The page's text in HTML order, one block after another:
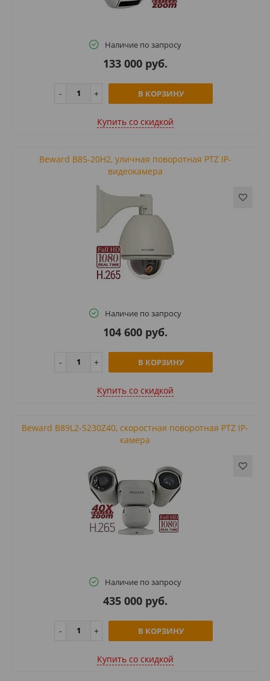
Наличие по запросу
133 000 руб.
В КОРЗИНУ
Купить cо скидкой
Beward B85-20H2, уличная поворотная PTZ IP-
видеокамера
Наличие по запросу
104 600 руб.
В КОРЗИНУ
Купить cо скидкой
Beward B89L2-5230Z40, скоростная поворотная PTZ IP-
камера
Наличие по запросу
435 000 руб.
В КОРЗИНУ
Купить cо скидкой